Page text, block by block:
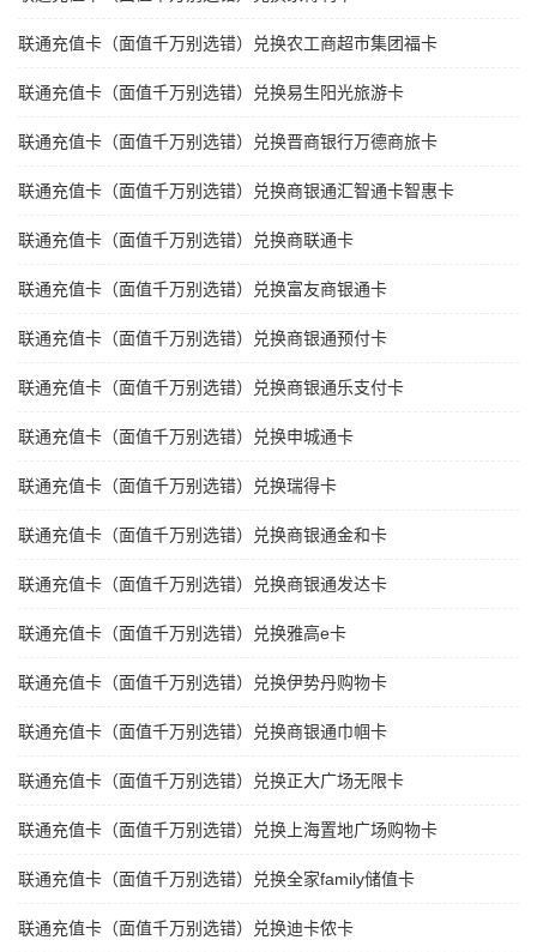
联通充值卡（面值千万别选错）兑换农工商超市集团福卡
联通充值卡（面值千万别选错）兑换易生阳光旅游卡
联通充值卡（面值千万别选错）兑换晋商银行万德商旅卡
联通充值卡（面值千万别选错）兑换商银通汇智通卡智惠卡
联通充值卡（面值千万别选错）兑换商联通卡
联通充值卡（面值千万别选错）兑换富友商银通卡
联通充值卡（面值千万别选错）兑换商银通预付卡
联通充值卡（面值千万别选错）兑换商银通乐支付卡
联通充值卡（面值千万别选错）兑换申城通卡
联通充值卡（面值千万别选错）兑换瑞得卡
联通充值卡（面值千万别选错）兑换商银通金和卡
联通充值卡（面值千万别选错）兑换商银通发达卡
联通充值卡（面值千万别选错）兑换雅高e卡
联通充值卡（面值千万别选错）兑换伊势丹购物卡
联通充值卡（面值千万别选错）兑换商银通巾帼卡
联通充值卡（面值千万别选错）兑换正大广场无限卡
联通充值卡（面值千万别选错）兑换上海置地广场购物卡
联通充值卡（面值千万别选错）兑换全家family储值卡
联通充值卡（面值千万别选错）兑换迪卡侬卡